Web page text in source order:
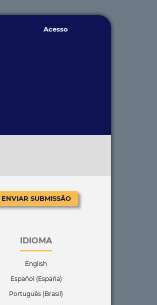
Acesso
ENVIAR SUBMISSÃO
IDIOMA
English
Español (España)
Português (Brasil)